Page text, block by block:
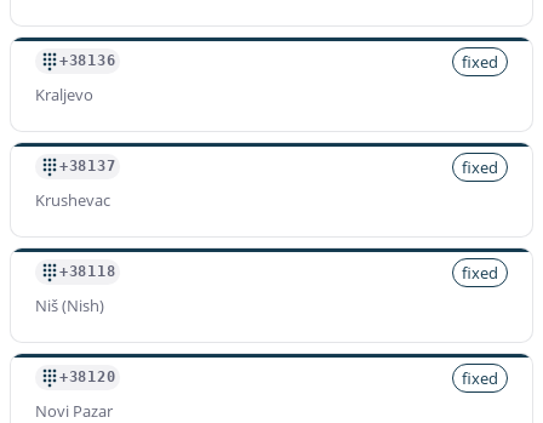
+38136
fixed
Kraljevo
+38137
fixed
Krushevac
+38118
fixed
Niš (Nish)
+38120
fixed
Novi Pazar